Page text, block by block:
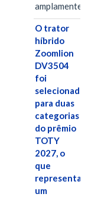
amplamente…
O trator
híbrido
Zoomlion
DV3504
foi
selecionado
para duas
categorias
do prêmio
TOTY
2027, o
que
representa
um